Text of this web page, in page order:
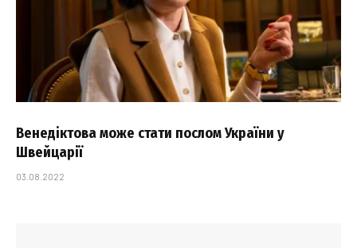
Венедіктова може стати послом України у
Швейцарії
03.08.2022